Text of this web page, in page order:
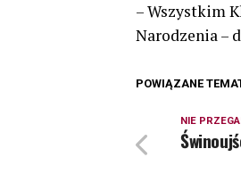
– Wszystkim
Narodzenia –
POWIĄZANE
NIE